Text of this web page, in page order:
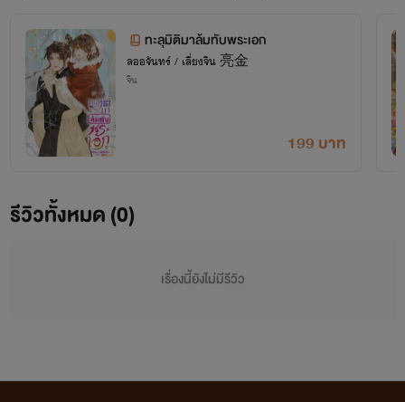
เขียนแนวจีนโบราณ
ทะลุมิติมาล้มทับพระเอก
ลออจันทร์ / เลี่ยงจิน 亮金
จีน
199 บาท
รีวิวทั้งหมด (0)
เรื่องนี้ยังไม่มีรีวิว